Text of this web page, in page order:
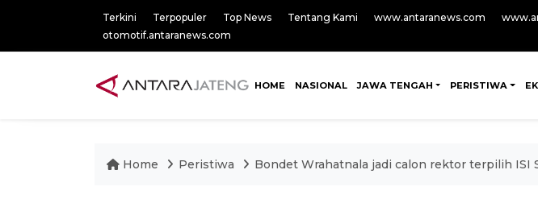
Terkini Terpopuler Top News Tentang Kami www.antaranews.com
otomotif.antaranews.com
HOME NASIONAL JAWA TENGAH PERISTIWA
Home Peristiwa Bondet Wrahatnala jadi calon rektor terpilih ISI